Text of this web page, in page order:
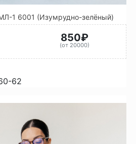
1 6001 (Изумрудно-зелёный)
850₽
(от 20000)
62